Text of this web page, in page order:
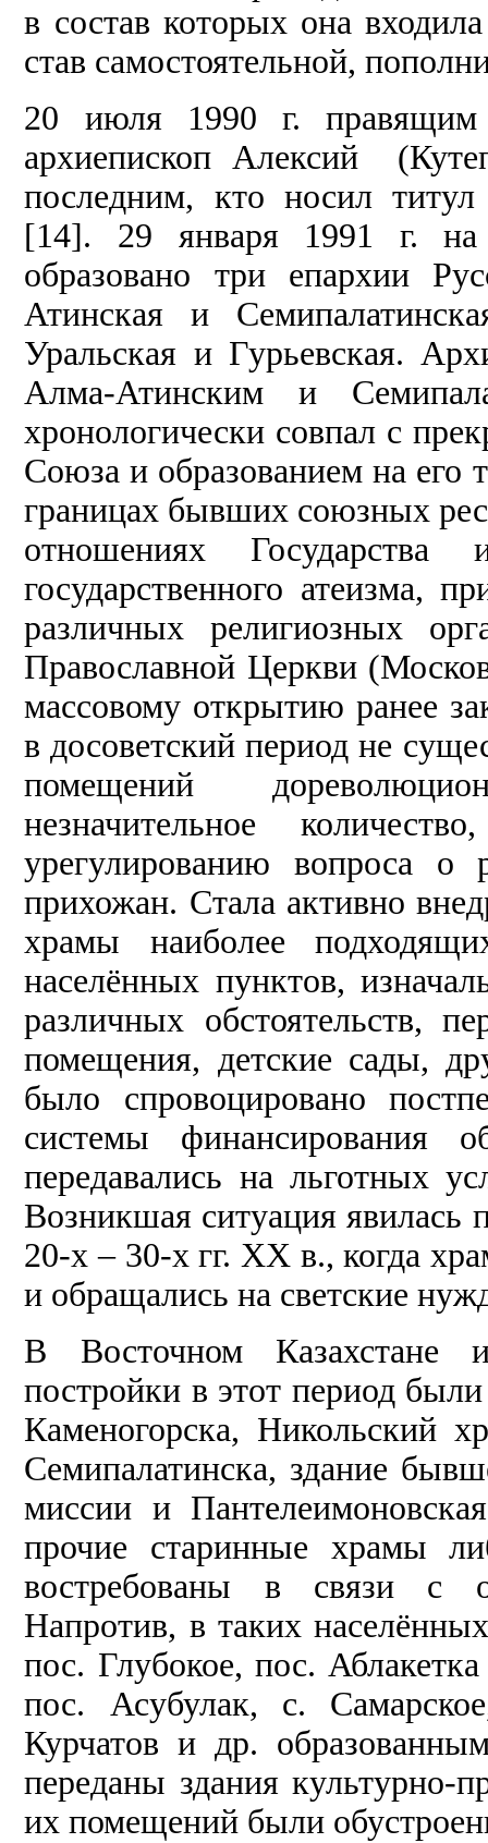
в состав которых она
став самостоятельной,
20 июля 1990 г. правящим
архиепископ Алексий
последним, кто носил
[14]. 29 января 1991 г. на
образовано три епархии
Атинская и
Уральская и Гурьевская.
Алма-Атинским и
хронологически совпал с
Союза и образованием на его
границах бывших союзных
отношениях
государственного атеизма,
различных религиозных
Православной Церкви
массовому открытию ранее
в досоветский период не
помещений
незначительное
урегулированию вопроса о
прихожан. Стала активно
храмы наиболее
населённых пунктов,
различных обстоятельств,
помещения, детские сады,
было спровоцировано
системы финансирования
передавались на льготных
Возникшая ситуация явилась
20-х – 30-х гг. XX в., когда
и обращались на светские
В Восточном Казахстане
постройки в этот период
Каменогорска, Никольский
Семипалатинска, здание
миссии и
прочие старинные храмы
востребованы в связи с
Напротив, в таких
пос. Глубокое, пос.
пос. Асубулак, с.
Курчатов и др.
переданы здания культурно-
их помещений были